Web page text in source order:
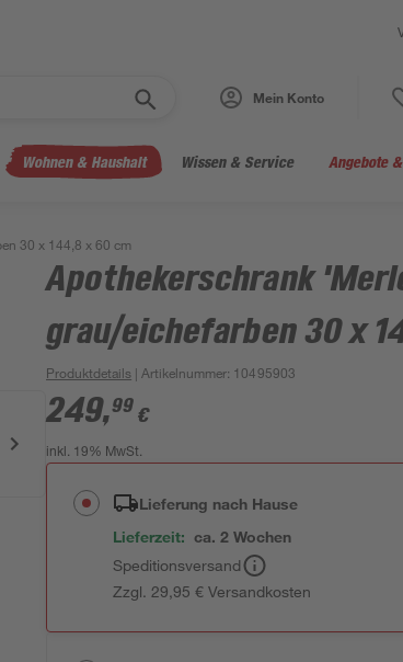
Mein Konto
Wohnen & Haushalt Wissen & Service Angebote
30 x 144,8 x 60 cm
Apothekerschrank
grau/eichefarben 30 x
Produktdetails | Artikelnummer: 10495903
249,99 €
inkl. 19% MwSt.
Lieferung nach Hause
Lieferzeit: ca. 2 Wochen
Speditionsversand
Zzgl. 29,95 € Versandkosten